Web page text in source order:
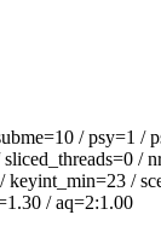
/ psy=1 /
/
/ aq=2:1.00